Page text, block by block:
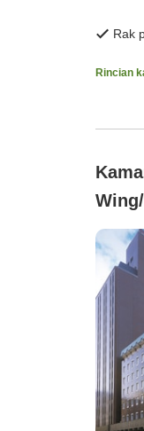
Rak
Rincian